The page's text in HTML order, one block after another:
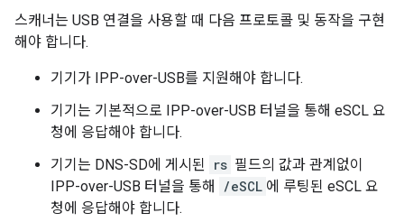
스캐너는 USB 연결을 사용할 때 다음 프로토콜 및 동작을 구현
해야 합니다.
기기가 IPP-over-USB를 지원해야 합니다.
기기는 기본적으로 IPP-over-USB 터널을 통해 eSCL 요
청에 응답해야 합니다.
기기는 DNS-SD에 게시된
rs 필드의 값과 관계없이
IPP-over-USB 터널을 통해
/eSCL 에 루팅된 eSCL 요
청에 응답해야 합니다.